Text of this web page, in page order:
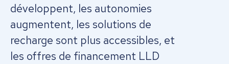
développent, les autonomies
augmentent, les solutions de
recharge sont plus accessibles, et
les offres de financement LLD